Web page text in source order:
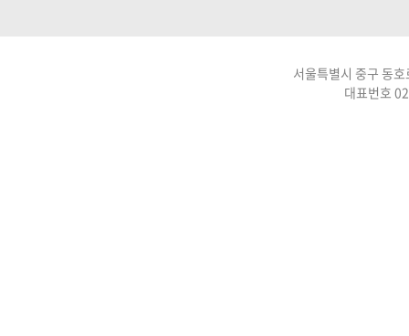
서울특별시 중구 동
대표번호